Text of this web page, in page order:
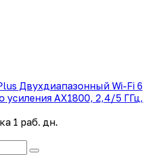
Двухдиапазонный Wi-Fi 6
усиления AX1800, 2,4/5 ГГц,
1 раб. дн.